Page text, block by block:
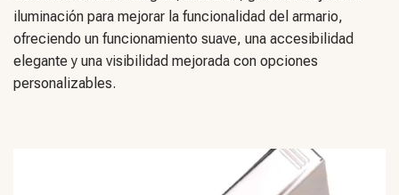
iluminación para mejorar la funcionalidad del armario,
ofreciendo un funcionamiento suave, una accesibilidad
elegante y una visibilidad mejorada con opciones
personalizables.